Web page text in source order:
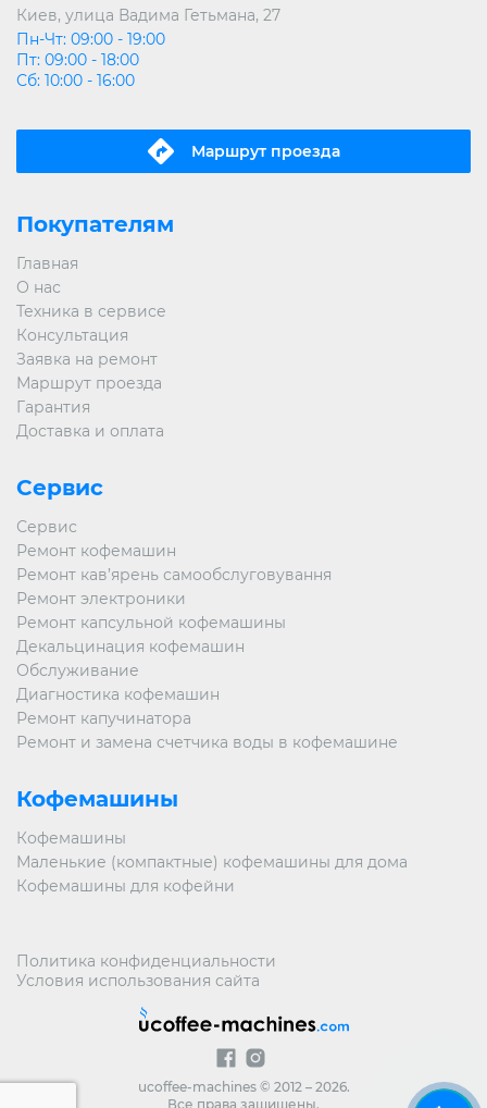
Киев, улица Вадима Гетьмана, 27
Пн-Чт: 09:00 - 19:00
Пт: 09:00 - 18:00
Сб: 10:00 - 16:00
Маршрут проeзда
Покупателям
Главная
О нас
Техника в сервисе
Консультация
Заявка на ремонт
Маршрут проезда
Гарантия
Доставка и оплата
Сервис
Сервис
Ремонт кофемашин
Ремонт кав’ярень самообслуговування
Ремонт электроники
Ремонт капсульной кофемашины
Декальцинация кофемашин
Обслуживание
Диагностика кофемашин
Ремонт капучинатора
Ремонт и замена счетчика воды в кофемашине
Кофемашины
Кофемашины
Маленькие (компактные) кофемашины для дома
Кофемашины для кофейни
Политика конфиденциальности
Условия использования сайта
ucoffee-machines © 2012 – 2026.
Все права защищены.